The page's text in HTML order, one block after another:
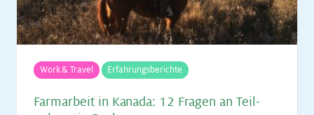
Work & Travel Erfahrungsberichte
Farm­ar­beit in Ka­na­da: 12 Fra­gen an Teil­